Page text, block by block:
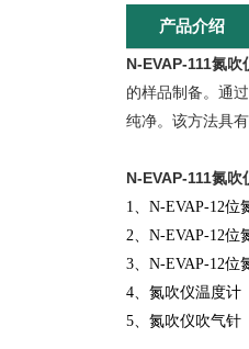
产品介绍
N-EVAP-111氮
的样品制备。通
纯净。该方法具
N-EVAP-111氮
1、N-EVAP-12位
2、N-EVAP-12位
3、N-EVAP-12位
4、氮吹仪温度计
5、氮吹仪吹气针